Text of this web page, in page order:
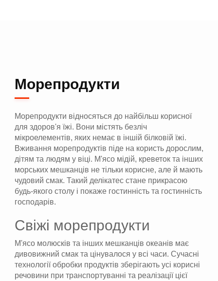
Морепродукти
Морепродукти відносяться до найбільш корисної
для здоров'я їжі. Вони містять безліч
мікроелементів, яких немає в іншій білковій їжі.
Вживання морепродуктів піде на користь дорослим,
дітям та людям у віці. М'ясо мідій, креветок та інших
морських мешканців не тільки корисне, але й мають
чудовий смак. Такий делікатес стане прикрасою
будь-якого столу і покаже гостинність та гостинність
господарів.
Свіжі морепродукти
М'ясо молюсків та інших мешканців океанів має
дивовижний смак та цінувалося у всі часи. Сучасні
технології обробки продуктів зберігають усі корисні
речовини при транспортуванні та реалізації цієї